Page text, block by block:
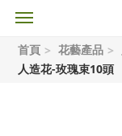
首頁 花藝產品
人造花-玫瑰束10頭